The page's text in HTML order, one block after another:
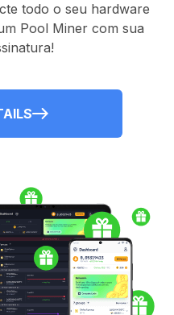
todo o seu hardware
Pool Miner com sua